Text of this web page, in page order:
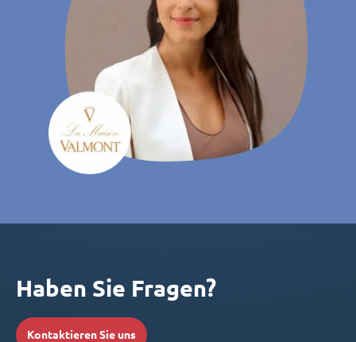
Haben Sie Fragen?
Kontaktieren Sie uns